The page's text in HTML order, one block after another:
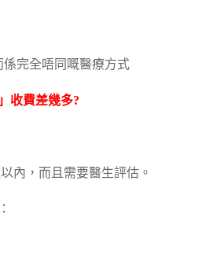
完全唔同嘅醫療方式
」收費差幾多?
內，而且需要醫生評估。